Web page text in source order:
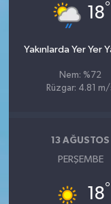
18°
Yakınlarda Yer Yer
Nem: %72
Rüzgar: 4.81 m/
13 AĞUSTOS
PERŞEMBE
18°